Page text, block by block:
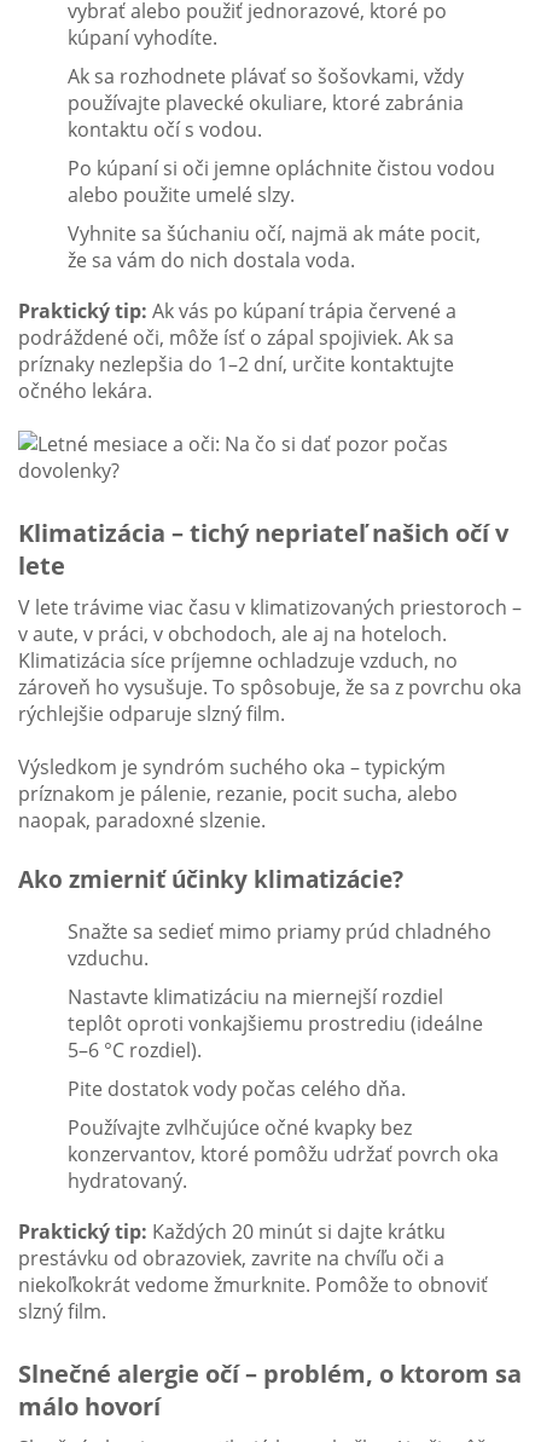
vybrať alebo použiť jednorazové, ktoré po
kúpaní vyhodíte.
Ak sa rozhodnete plávať so šošovkami, vždy
používajte plavecké okuliare, ktoré zabránia
kontaktu očí s vodou.
Po kúpaní si oči jemne opláchnite čistou vodou
alebo použite umelé slzy.
Vyhnite sa šúchaniu očí, najmä ak máte pocit,
že sa vám do nich dostala voda.
Praktický tip: Ak vás po kúpaní trápia červené a
podráždené oči, môže ísť o zápal spojiviek. Ak sa
príznaky nezlepšia do 1–2 dní, určite kontaktujte
očného lekára.
Klimatizácia – tichý nepriateľ našich očí v
lete
V lete trávime viac času v klimatizovaných priestoroch –
v aute, v práci, v obchodoch, ale aj na hoteloch.
Klimatizácia síce príjemne ochladzuje vzduch, no
zároveň ho vysušuje. To spôsobuje, že sa z povrchu oka
rýchlejšie odparuje slzný film.
Výsledkom je syndróm suchého oka – typickým
príznakom je pálenie, rezanie, pocit sucha, alebo
naopak, paradoxné slzenie.
Ako zmierniť účinky klimatizácie?
Snažte sa sedieť mimo priamy prúd chladného
vzduchu.
Nastavte klimatizáciu na miernejší rozdiel
teplôt oproti vonkajšiemu prostrediu (ideálne
5–6 °C rozdiel).
Pite dostatok vody počas celého dňa.
Používajte zvlhčujúce očné kvapky bez
konzervantov, ktoré pomôžu udržať povrch oka
hydratovaný.
Praktický tip: Každých 20 minút si dajte krátku
prestávku od obrazoviek, zavrite na chvíľu oči a
niekoľkokrát vedome žmurknite. Pomôže to obnoviť
slzný film.
Slnečné alergie očí – problém, o ktorom sa
málo hovorí